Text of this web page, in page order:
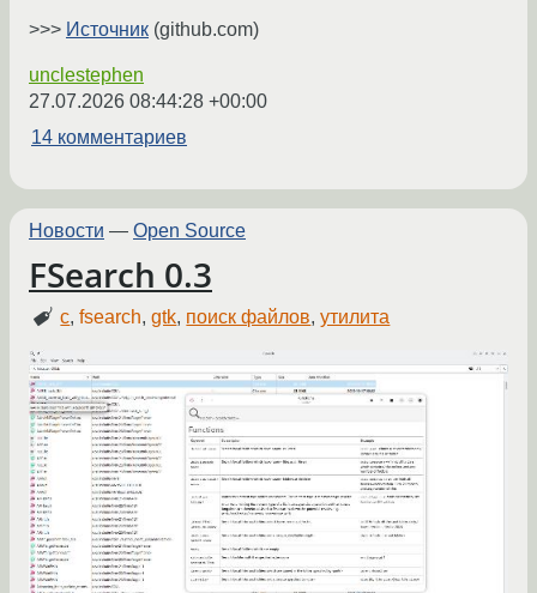
>>> Источник (github.com)
unclestephen
27.07.2026 08:44:28 +00:00
14 комментариев
Новости — Open Source
FSearch 0.3
c,fsearch,gtk, поиск файлов,утилита